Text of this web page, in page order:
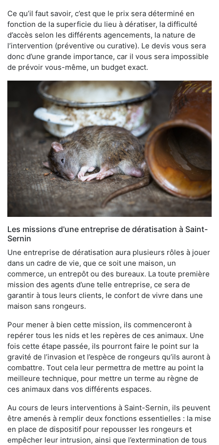
Ce qu’il faut savoir, c’est que le prix sera déterminé en
fonction de la superficie du lieu à dératiser, la difficulté
d’accès selon les différents agencements, la nature de
l’intervention (préventive ou curative). Le devis vous sera
donc d’une grande importance, car il vous sera impossible
de prévoir vous-même, un budget exact.
Les missions d'une entreprise de dératisation à Saint-
Sernin
Une entreprise de dératisation aura plusieurs rôles à jouer
dans un cadre de vie, que ce soit une maison, un
commerce, un entrepôt ou des bureaux. La toute première
mission des agents d’une telle entreprise, ce sera de
garantir à tous leurs clients, le confort de vivre dans une
maison sans rongeurs.
Pour mener à bien cette mission, ils commenceront à
repérer tous les nids et les repères de ces animaux. Une
fois cette étape passée, ils pourront faire le point sur la
gravité de l’invasion et l’espèce de rongeurs qu’ils auront à
combattre. Tout cela leur permettra de mettre au point la
meilleure technique, pour mettre un terme au règne de
ces animaux dans vos différents espaces.
Au cours de leurs interventions à Saint-Sernin, ils peuvent
être amenés à remplir deux fonctions essentielles : la mise
en place de dispositif pour repousser les rongeurs et
empêcher leur intrusion, ainsi que l’extermination de tous